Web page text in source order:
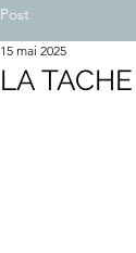
Post
LA
15 mai 2025